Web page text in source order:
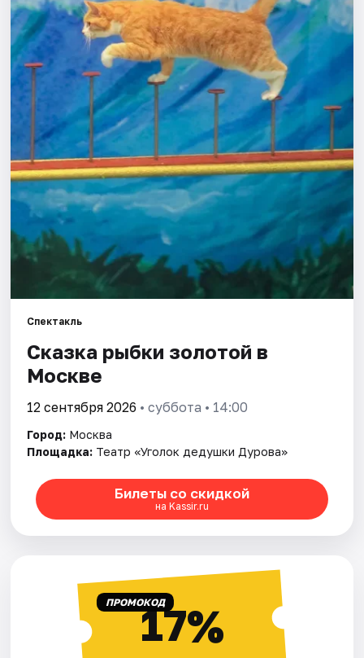
Города
Площадки
Артисты
Рейтинги
Спектакль
Сказка рыбки золотой в
Москве
12 сентября 2026 • суббота • 14:00
Город: Москва
Площадка: Театр «Уголок дедушки Дурова»
Билеты со скидкой
на Kassir.ru
ПРОМОКОД17%